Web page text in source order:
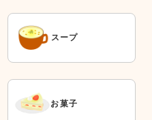
スープ
お菓子